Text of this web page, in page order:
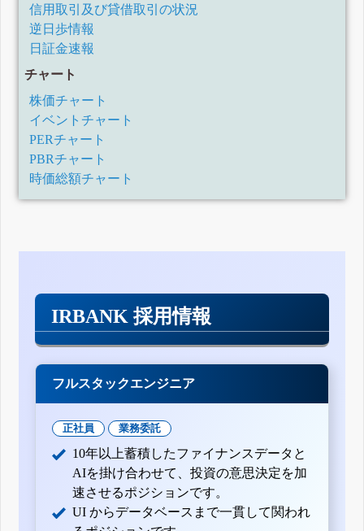
2019年2月期第1四半期決算短信〔日本基準〕(連結)
2018年1月期決算短信〔日本基準〕(連結)
平成30年1月期通期業績予想の修正に関するお知らせ
平成30年1月期第2四半期決算短信〔日本基準〕(連結)
平成30年1月期第1四半期決算短信〔日本基準〕(連結)
平成29年1月期決算短信[日本基準](連結)
業績予想の修正に関するお知らせ
平成29年1月期第3四半期決算短信[日本基準](連結)
配当予想の修正(東証第一部上場記念配当)に関するお知らせ
信用取引及び貸借取引の状況
逆日歩情報
日証金速報
チャート
株価チャート
イベントチャート
PERチャート
PBRチャート
時価総額チャート
IRBANK 採用情報
フルスタックエンジニア
正社員 業務委託
10年以上蓄積したファイナンスデータと
AIを掛け合わせて、投資の意思決定を加
速させるポジションです。
UI からデータベースまで一貫して関われ